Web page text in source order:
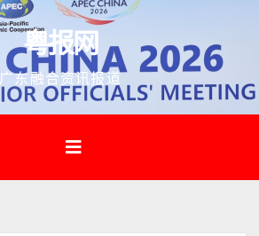
粤报网
广东融合资讯报道